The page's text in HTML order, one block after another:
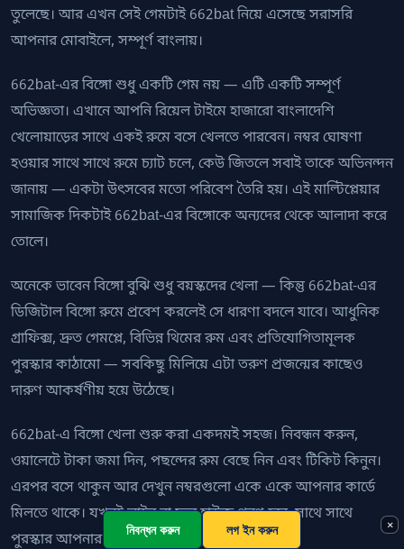
16
তুলেছে। আর এখন সেই গেমটাই 662bat নিয়ে এসেছে সরাসরি
আপনার মোবাইলে, সম্পূর্ণ বাংলায়।
662bat-এর বিঙ্গো শুধু একটি গেম নয় — এটি একটি সম্পূর্ণ
অভিজ্ঞতা। এখানে আপনি রিয়েল টাইমে হাজারো বাংলাদেশি
খেলোয়াড়ের সাথে একই রুমে বসে খেলতে পারবেন। নম্বর ঘোষণা
হওয়ার সাথে সাথে রুমে চ্যাট চলে, কেউ জিতলে সবাই তাকে অভিনন্দন
জানায় — একটা উৎসবের মতো পরিবেশ তৈরি হয়। এই মাল্টিপ্লেয়ার
সামাজিক দিকটাই 662bat-এর বিঙ্গোকে অন্যদের থেকে আলাদা করে
তোলে।
অনেকে ভাবেন বিঙ্গো বুঝি শুধু বয়স্কদের খেলা — কিন্তু 662bat-এর
ডিজিটাল বিঙ্গো রুমে প্রবেশ করলেই সে ধারণা বদলে যাবে। আধুনিক
গ্রাফিক্স, দ্রুত গেমপ্লে, বিভিন্ন থিমের রুম এবং প্রতিযোগিতামূলক
পুরস্কার কাঠামো — সবকিছু মিলিয়ে এটা তরুণ প্রজন্মের কাছেও
দারুণ আকর্ষণীয় হয়ে উঠেছে।
662bat-এ বিঙ্গো খেলা শুরু করা একদমই সহজ। নিবন্ধন করুন,
ওয়ালেটে টাকা জমা দিন, পছন্দের রুম বেছে নিন এবং টিকিট কিনুন।
এরপর বসে থাকুন আর দেখুন নম্বরগুলো একে একে আপনার কার্ডে
মিলতে থাকে। যখনই লাইন বা ফুল হাউজ পূরণ হবে, সাথে সাথে
পুরস্কার আপনার ওয়ালেটে চলে যাবে।
×
নিবন্ধন করুন লগ ইন করুন